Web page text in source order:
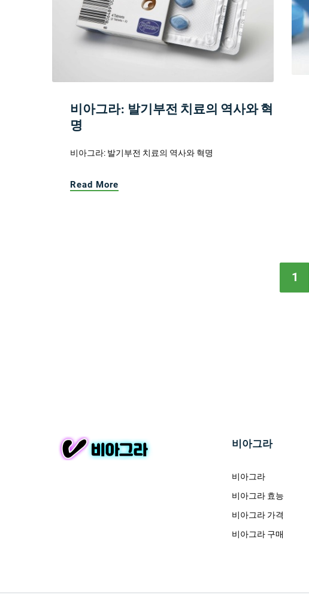
비아그라: 발기부전 치료의 역사와 혁
명
비아그라: 발기부전 치료의 역사와 혁명
Read More
1
비아그라
비아그라
비아그라 효능
비아그라 가격
비아그라 구매